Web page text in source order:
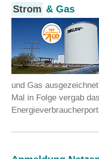
Strom & Gas
und Gas
Mal in Folge vergab